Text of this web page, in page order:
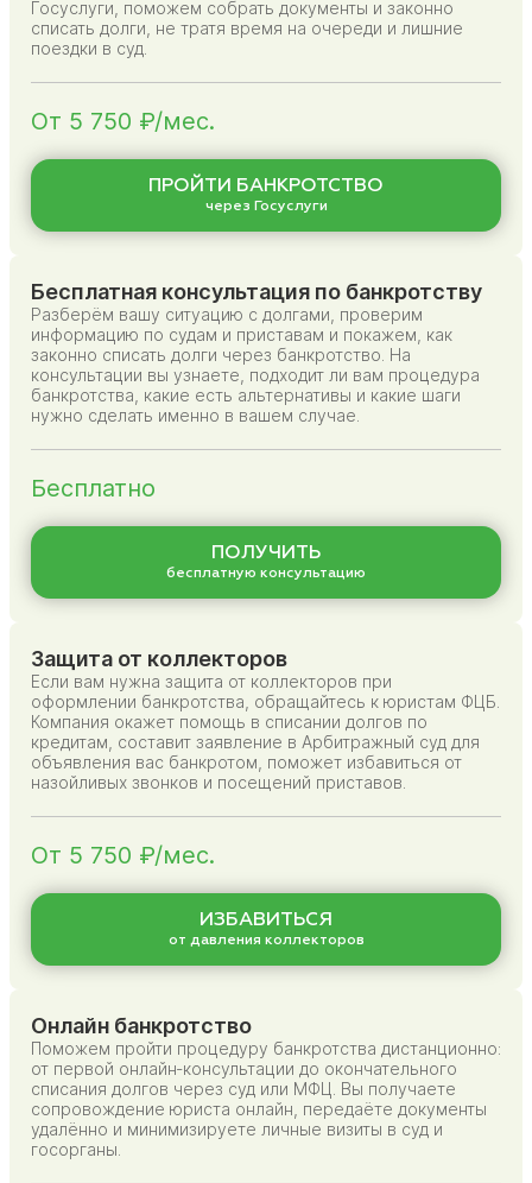
Госуслуги, поможем собрать документы и законно
списать долги, не тратя время на очереди и лишние
поездки в суд.
От 5 750 ₽/мес.
ПРОЙТИ БАНКРОТСТВО
через Госуслуги
Бесплатная консультация по банкротству
Разберём вашу ситуацию с долгами, проверим
информацию по судам и приставам и покажем, как
законно списать долги через банкротство. На
консультации вы узнаете, подходит ли вам процедура
банкротства, какие есть альтернативы и какие шаги
нужно сделать именно в вашем случае.
Бесплатно
ПОЛУЧИТЬ
бесплатную консультацию
Защита от коллекторов
Если вам нужна защита от коллекторов при
оформлении банкротства, обращайтесь к юристам ФЦБ.
Компания окажет помощь в списании долгов по
кредитам, составит заявление в Арбитражный суд для
объявления вас банкротом, поможет избавиться от
назойливых звонков и посещений приставов.
От 5 750 ₽/мес.
ИЗБАВИТЬСЯ
от давления коллекторов
Онлайн банкротство
Поможем пройти процедуру банкротства дистанционно:
от первой онлайн‑консультации до окончательного
списания долгов через суд или МФЦ. Вы получаете
сопровождение юриста онлайн, передаёте документы
удалённо и минимизируете личные визиты в суд и
госорганы.